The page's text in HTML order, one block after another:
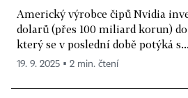
Americký výrobce čipů Nvidia
dolarů (přes 100 miliard korun)
který se v poslední době potýká s...
19. 9. 2025 ▪ 2 min. čtení